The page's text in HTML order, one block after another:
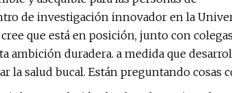
de investigación innovador en la
que está en posición, junto con colegas
ambición duradera. a medida que
salud bucal. Están preguntando cosas